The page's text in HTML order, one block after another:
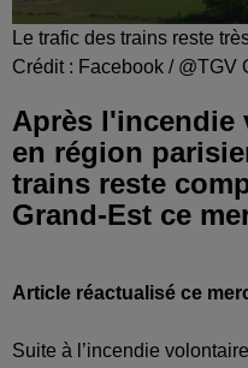
Le trafic des trains reste
Crédit : Facebook / @TGV
Après l'incendie
en région
trains reste
Grand-Est ce
Article réactualisé ce
Suite à l’incendie